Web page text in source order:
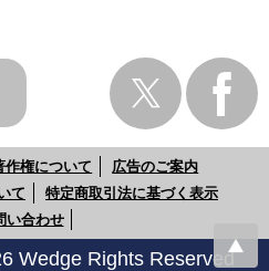
作権について
広告のご案内
て
特定商取引法に基づく表示
い合わせ
Wedge Rights Reserved